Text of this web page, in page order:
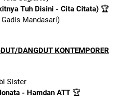
Tuh Disini - Cita Citata)🏆
Mandasari)
DANGDUT KONTEMPORER
Sister
- Hamdan ATT🏆